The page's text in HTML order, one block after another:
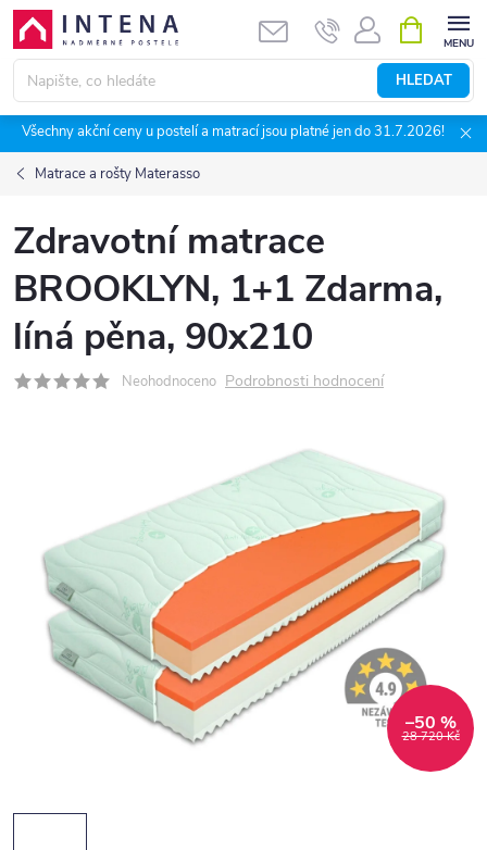
Přejít
obsah
HLEDAT
NÁKUPNÍ
KOŠÍK
Všechny akční ceny u postelí a matrací jsou platné jen do 31.7.2026!
Matrace a rošty Materasso
Zdravotní matrace
BROOKLYN, 1+1 Zdarma,
líná pěna, 90x210
Neohodnoceno Podrobnosti hodnocení
28 720 Kč
–50 %